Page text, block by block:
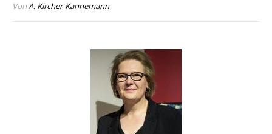
VonA. Kircher-Kannemann